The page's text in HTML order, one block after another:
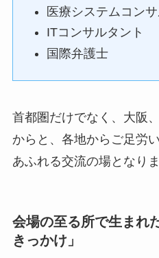
医療システムコン
ITコンサルタント
国際弁護士
首都圏だけでなく、大阪
からと、各地からご足労
あふれる交流の場となりま
会場の至る所で生まれ
きっかけ」